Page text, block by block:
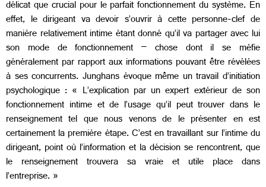
délicat que crucial pour le parfait fonctionnement du système. En
effet, le dirigeant va devoir s’ouvrir à cette personne-clef de
manière relativement intime étant donné qu’il va partager avec lui
son mode de fonctionnement – chose dont il se méfie
généralement par rapport aux informations pouvant être révélées
à ses concurrents. Junghans évoque même un travail d’initiation
psychologique : « L’explication par un expert extérieur de son
fonctionnement intime et de l’usage qu’il peut trouver dans le
renseignement tel que nous venons de le présenter en est
certainement la première étape. C’est en travaillant sur l’intime du
dirigeant, point où l’information et la décision se rencontrent, que
le renseignement trouvera sa vraie et utile place dans
l’entreprise. »